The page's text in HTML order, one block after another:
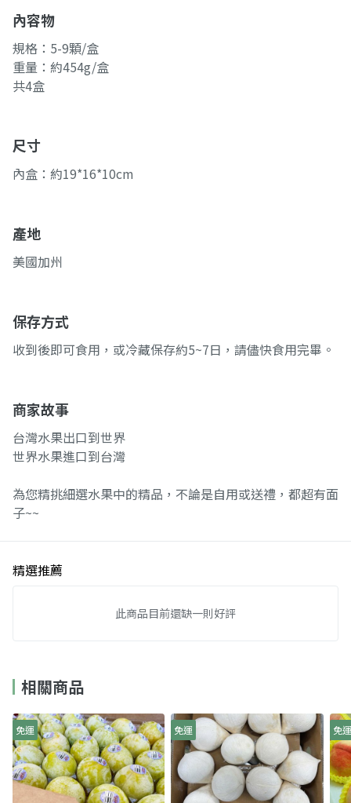
內容物
規格：5-9顆/盒
重量：約454g/盒
共4盒
尺寸
內盒：約19*16*10cm
產地
美國加州
保存方式
收到後即可食用，或冷藏保存約5~7日，請儘快食用完畢。
商家故事
台灣水果出口到世界
世界水果進口到台灣
為您精挑細選水果中的精品，不論是自用或送禮，都超有面
子~~
精選推薦
此商品目前還缺一則好評
相關商品
免運 免運 免運